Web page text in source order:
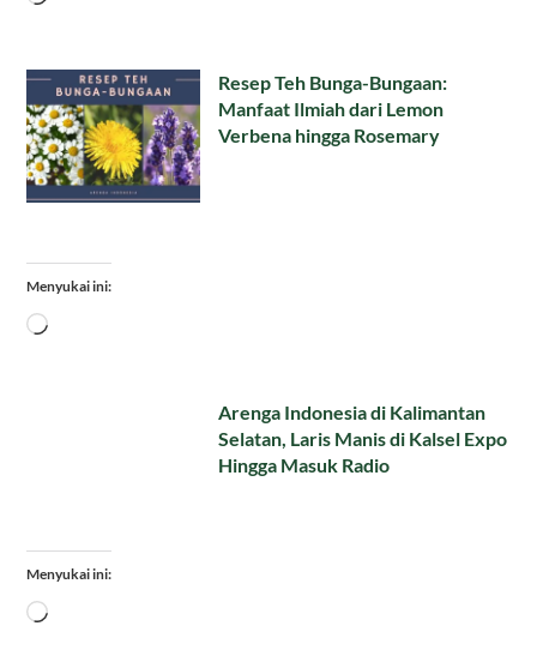
Resep Teh Bunga-Bungaan:
Manfaat Ilmiah dari Lemon
Verbena hingga Rosemary
Menyukai ini:
Memuat...
Arenga Indonesia di Kalimantan
Selatan, Laris Manis di Kalsel Expo
Hingga Masuk Radio
Menyukai ini:
Memuat...